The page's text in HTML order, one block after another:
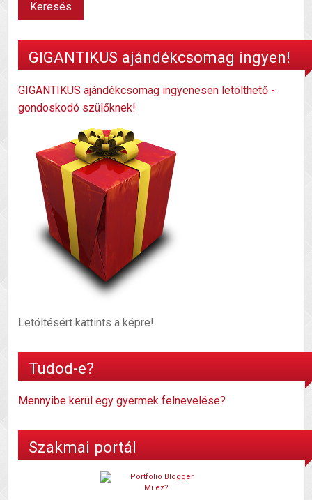
GIGANTIKUS ajándékcsomag ingyen!
GIGANTIKUS ajándékcsomag ingyenesen letölthető -
gondoskodó szülőknek!
Letöltésért kattints a képre!
Tudod-e?
Mennyibe kerül egy gyermek felnevelése?
Szakmai portál
Mi ez?